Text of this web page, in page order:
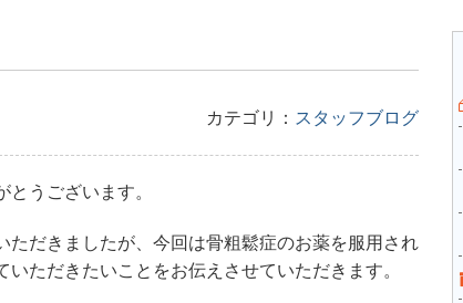
カテゴリ： スタッフブログ
うございます。
ただきましたが、今回は骨粗鬆症のお薬を服用され
ただきたいことをお伝えさせていただきます。